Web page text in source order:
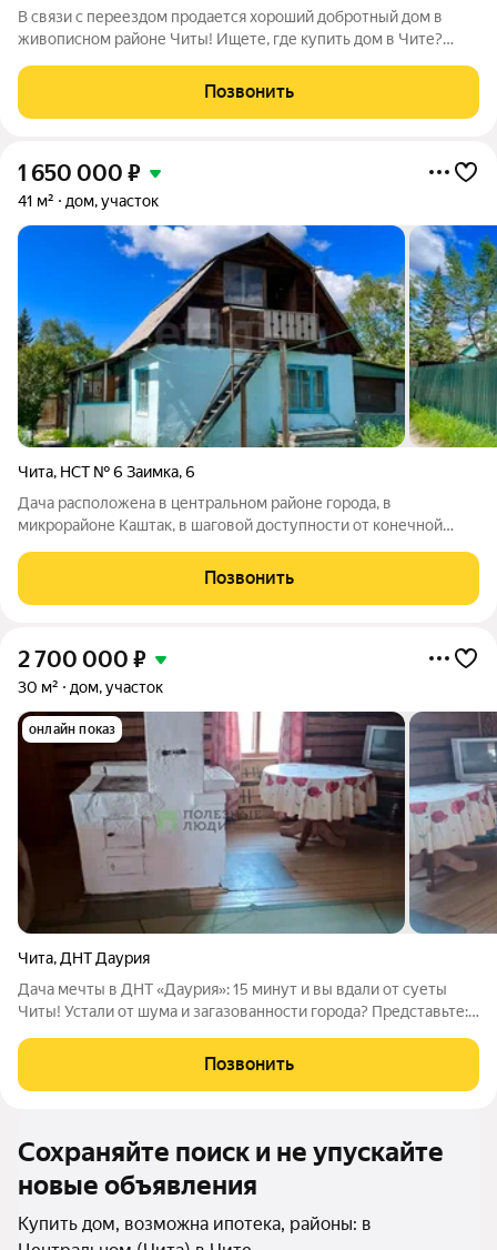
В связи с переездом продается хороший добротный дом в
живописном районе Читы! Ищете, где купить дом в Чите?
дом площадью 328,1 м, в т.ч. площадью жилого помещения
238,6 м, расположенный в мкр.
Позвонить
1 650 000 ₽
41 м² дом, участок
Чита, НСТ № 6 Заимка,6
Дача расположена в центральном районе города, в
микрорайоне Каштак, в шаговой доступности от конечной
транспортную доступность. Дом общей площадью 70 м, из
Позвонить
2 700 000 ₽
30 м² дом, участок
онлайн показ
Чита, ДНТ Даурия
Дача мечты в ДНТ «Даурия»: 15 минут и вы вдали от суеты
Читы! Устали от шума и загазованности города? Представьте:
спокойствия и гармонии, где можно понастоящему
расслабиться и насладиться
Позвонить
Сохраняйте поиск и не упускайте
новые объявления
Купить дом, возможна ипотека, районы: в